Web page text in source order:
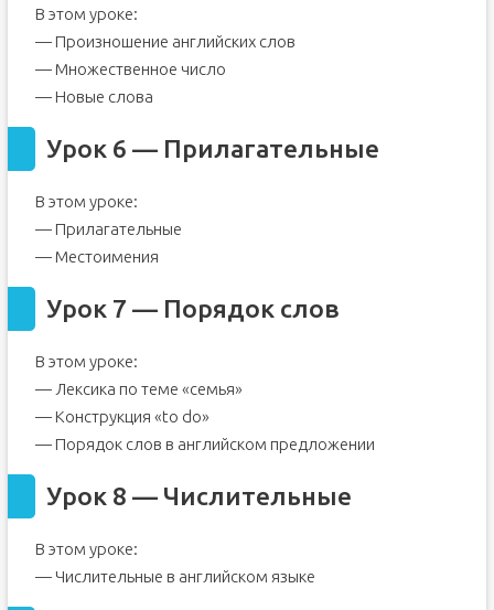
В этом уроке:
— Произношение английских слов
— Множественное число
— Новые слова
Урок 6 — Прилагательные
В этом уроке:
— Прилагательные
— Местоимения
Урок 7 — Порядок слов
В этом уроке:
— Лексика по теме «семья»
— Конструкция «to do»
— Порядок слов в английском предложении
Урок 8 — Числительные
В этом уроке:
— Числительные в английском языке